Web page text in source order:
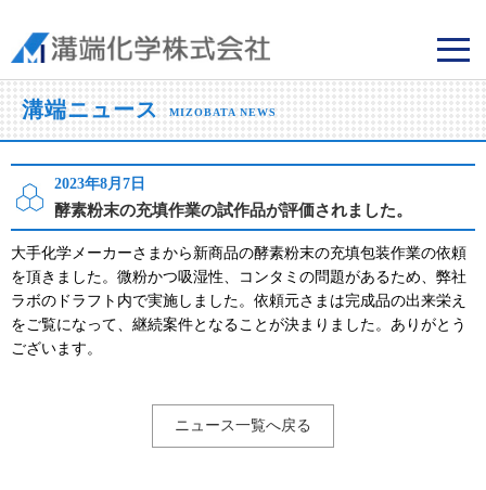
溝端化学株式会社
溝端ニュース MIZOBATA NEWS
2023年8月7日
酵素粉末の充填作業の試作品が評価されました。
大手化学メーカーさまから新商品の酵素粉末の充填包装作業の依頼
を頂きました。微粉かつ吸湿性、コンタミの問題があるため、弊社
ラボのドラフト内で実施しました。依頼元さまは完成品の出来栄え
をご覧になって、継続案件となることが決まりました。ありがとう
ございます。
ニュース一覧へ戻る